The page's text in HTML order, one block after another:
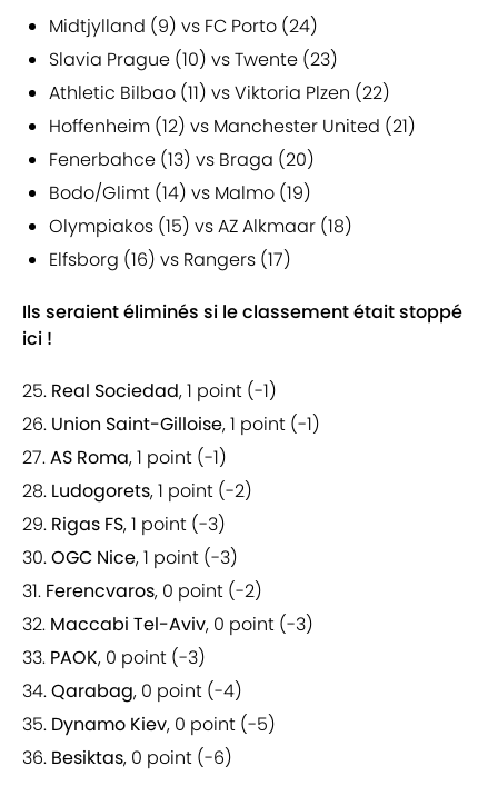
Midtjylland (9) vs FC Porto (24)
Slavia Prague (10) vs Twente (23)
Athletic Bilbao (11) vs Viktoria Plzen (22)
Hoffenheim (12) vs Manchester United (21)
Fenerbahce (13) vs Braga (20)
Bodo/Glimt (14) vs Malmo (19)
Olympiakos (15) vs AZ Alkmaar (18)
Elfsborg (16) vs Rangers (17)
Ils seraient éliminés si le classement était stoppé
ici !
25. Real Sociedad, 1 point (-1)
26. Union Saint-Gilloise, 1 point (-1)
27.AS Roma, 1 point (-1)
28. Ludogorets, 1 point (-2)
29. Rigas FS, 1 point (-3)
30.OGC Nice, 1 point (-3)
31. Ferencvaros, 0 point (-2)
32. Maccabi Tel-Aviv, 0 point (-3)
33. PAOK, 0 point (-3)
34.Qarabag, 0 point (-4)
35. Dynamo Kiev, 0 point (-5)
36. Besiktas, 0 point (-6)